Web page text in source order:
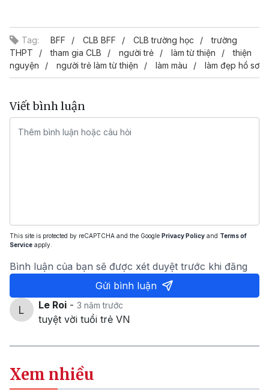
Tag: BFF CLB BFF CLB trường học
trường
THPT
tham gia CLB người trẻ làm từ thiện
thiện
nguyện
người trẻ làm từ thiện làm màu làm đẹp hồ sơ
Viết bình luận
This site is protected by reCAPTCHA and the Google Privacy Policy and Terms of
Service apply.
Bình luận của bạn sẽ được xét duyệt trước khi đăng
Gửi bình luận
Le Roi - 3 năm trước
tuyệt vời tuổi trẻ VN
Xem nhiều